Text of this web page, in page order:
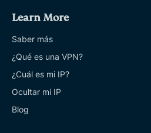
Learn More
Saber más
¿Qué es una VPN?
¿Cuál es mi IP?
Ocultar mi IP
Blog